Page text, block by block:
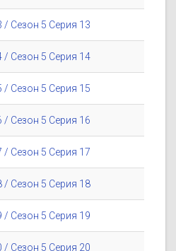
/ Сезон 5 Серия 13
/ Сезон 5 Серия 14
/ Сезон 5 Серия 15
/ Сезон 5 Серия 16
/ Сезон 5 Серия 17
/ Сезон 5 Серия 18
/ Сезон 5 Серия 19
/ Сезон 5 Серия 20